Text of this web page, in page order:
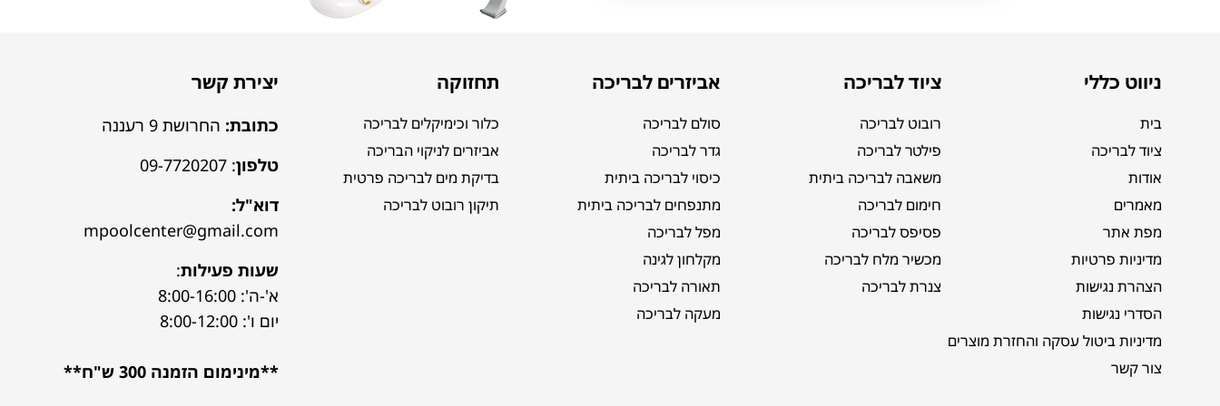
ניווט כללי
בית
ציוד לבריכה
אודות
מאמרים
מפת אתר
מדיניות פרטיות
הצהרת נגישות
הסדרי נגישות
מדיניות ביטול עסקה והחזרת מוצרים
צור קשר
ציוד לבריכה
רובוט לבריכה
פילטר לבריכה
משאבה לבריכה ביתית
חימום לבריכה
פסיפס לבריכה
מכשיר מלח לבריכה
צנרת לבריכה
אביזרים לבריכה
סולם לבריכה
גדר לבריכה
כיסוי לבריכה ביתית
מתנפחים לבריכה ביתית
מפל לבריכה
מקלחון לגינה
תאורה לבריכה
מעקה לבריכה
תחזוקה
כלור וכימיקלים לבריכה
אביזרים לניקוי הבריכה
בדיקת מים לבריכה פרטית
תיקון רובוט לבריכה
יצירת קשר
כתובת: החרושת 9 רעננה
טלפון:
09-7720207
דוא"ל:
mpoolcenter@gmail.com
שעות פעילות:
א'-ה': 8:00-16:00
יום ו': 8:00-12:00
**מינימום הזמנה 300 ש"ח**